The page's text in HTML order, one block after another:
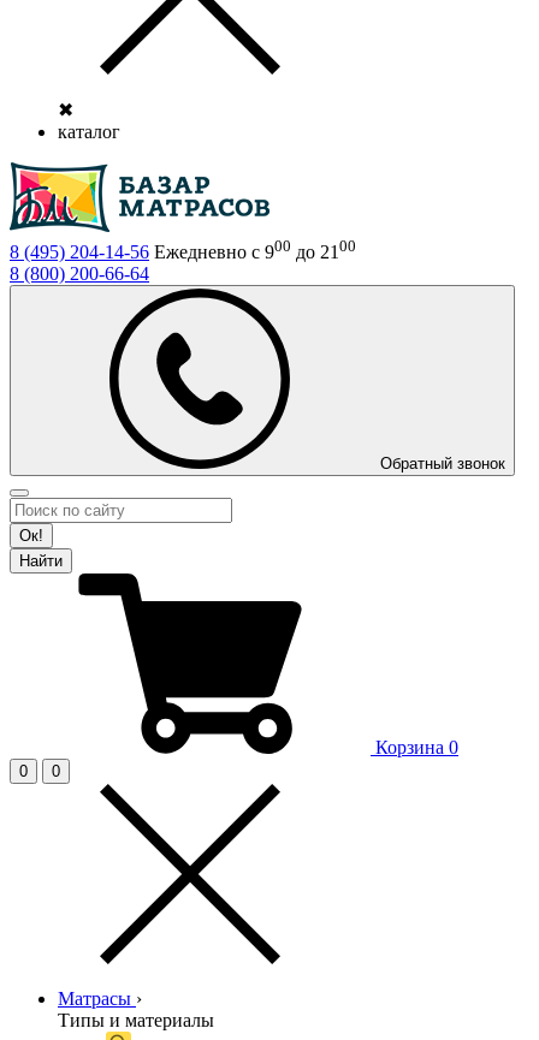
✖
каталог
8 (495) 204-14-56 Ежедневно с 900 до 21 00
8 (800) 200-66-64
Обратный звонок
Ок!
Найти
Корзина 0
0 0
Матрасы ›
Типы и материалы